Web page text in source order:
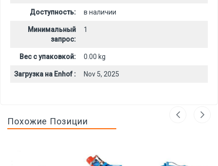
Доступность: в наличии
Минимальный
запрос:
1
Вес с упаковкой: 0.00 kg
Загрузка на Enhof : Nov 5, 2025
Похожие Позиции